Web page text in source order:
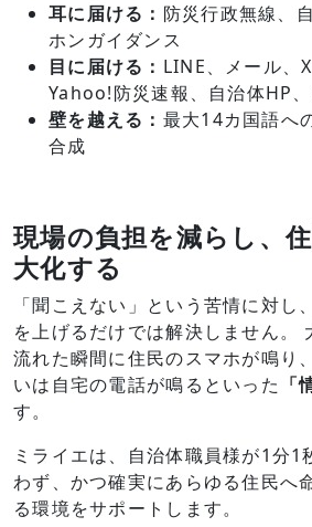
耳に届ける： 防災行政無線、
ホンガイダンス
目に届ける： LINE、メール、
Yahoo!防災速報、自治体HP、
壁を越える： 最大14カ国語へ
合成
現場の負担を減らし、
大化する
「聞こえない」という苦情に対し
を上げるだけでは解決しません。
流れた瞬間に住民のスマホが鳴り
いは自宅の電話が鳴るといった 「
す。
ミライエは、自治体職員様が1分1
わず、かつ確実にあらゆる住民へ
る環境をサポートします。